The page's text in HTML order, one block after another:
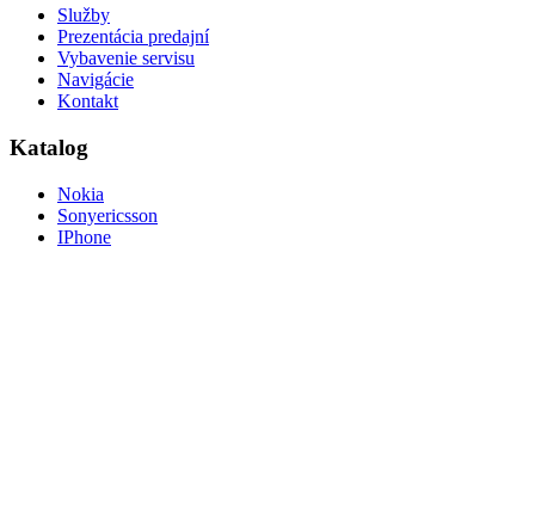
Služby
Prezentácia predajní
Vybavenie servisu
Navigácie
Kontakt
Katalog
Nokia
Sonyericsson
IPhone